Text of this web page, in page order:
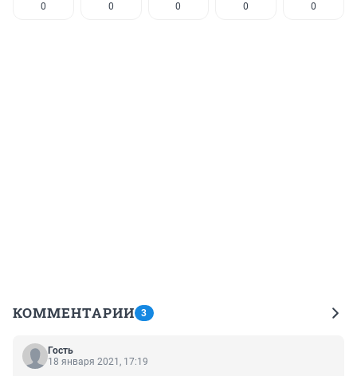
0 0 0 0 0
КОММЕНТАРИИ 3
Гость
18 января 2021, 17:19